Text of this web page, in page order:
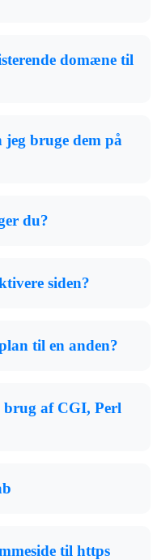
domæne til
bruge dem på
du?
siden?
til en anden?
af CGI, Perl
til https